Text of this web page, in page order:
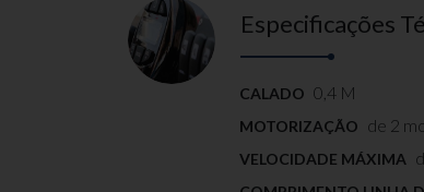
Especificações
CALADO 0,4 M
MOTORIZAÇÃO de 2
VELOCIDADE MÁXIMA